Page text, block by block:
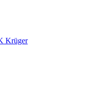
Krüger